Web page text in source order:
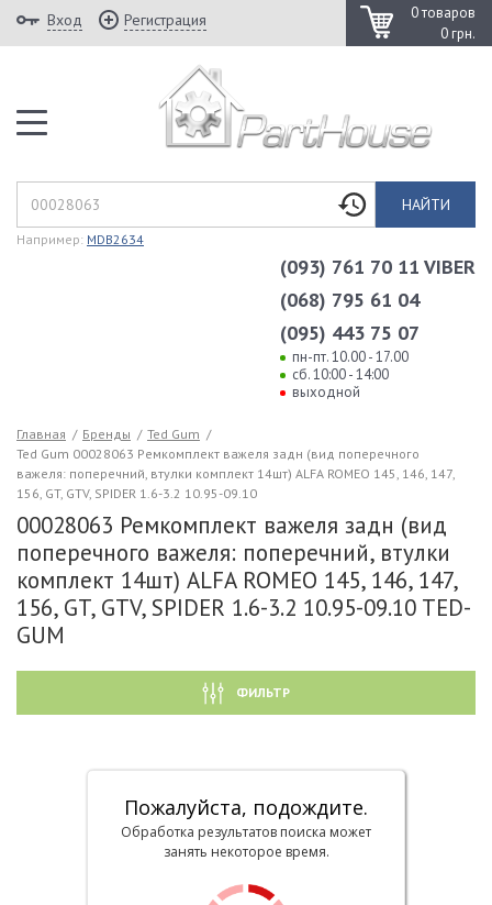
0 товаров
0 грн.
Вход Регистрация
НАЙТИ
Например: MDB2634
(093) 761 70 11 VIBER
(068) 795 61 04
(095) 443 75 07
пн-пт. 10.00 - 17.00
сб. 10:00 - 14:00
выходной
Главная / Бренды / Ted Gum /
Ted Gum 00028063 Ремкомплект важеля задн (вид поперечного
важеля: поперечний, втулки комплект 14шт) ALFA ROMEO 145, 146, 147,
156, GT, GTV, SPIDER 1.6-3.2 10.95-09.10
00028063 Ремкомплект важеля задн (вид
поперечного важеля: поперечний, втулки
комплект 14шт) ALFA ROMEO 145, 146, 147,
156, GT, GTV, SPIDER 1.6-3.2 10.95-09.10 TED-
GUM
ФИЛЬТР
Пожалуйста, подождите.
Обработка результатов поиска может
занять некоторое время.